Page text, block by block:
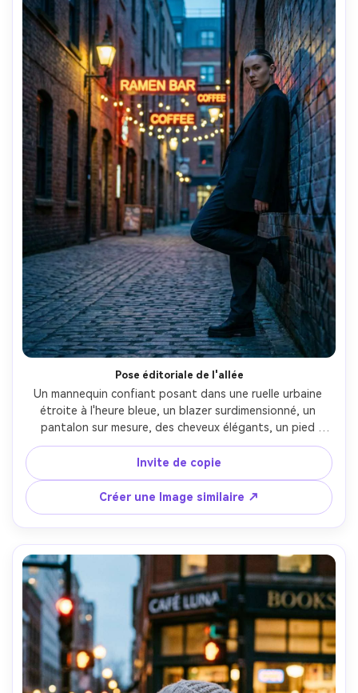
Pose éditoriale de l'allée
Un mannequin confiant posant dans une ruelle urbaine
étroite à l'heure bleue, un blazer surdimensionné, un
pantalon sur mesure, des cheveux élégants, un pied
contre le mur, des panneaux de magasin brillants et des
lumières à chaîne derrière, une lumière ambiante bleue
fraîche mélangée à des lumières pratiques chaudes, prise
sur Fujifilm GFX 100S, 63 mm f/2.8, encadrement trois
quarts, mise au point nette, évaluation des couleurs
éditoriales de mode premium, photoréaliste- -ar 4:5
Invite de copie
Créer une Image similaire ↗